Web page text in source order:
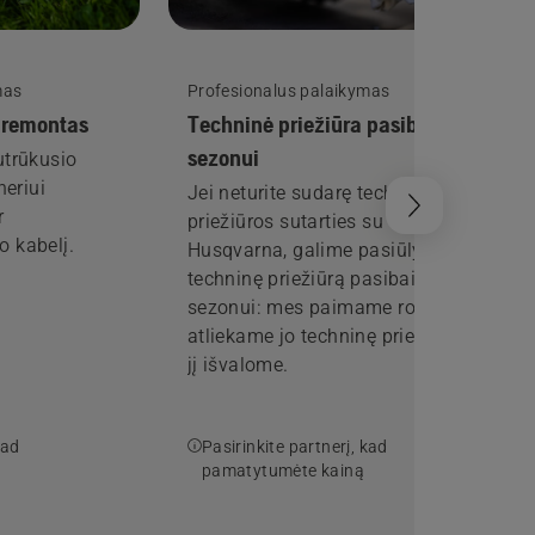
kabelį.
Profesionalus palaikymas
Techninė priežiūra pasibaigus
sezonui
Jei neturite sudarę techninės
priežiūros sutarties su
Husqvarna, galime pasiūlyti
techninę priežiūrą pasibaigus
sezonui: mes paimame robotą,
atliekame jo techninę priežiūrą ir
jį išvalome.
Pasirinkite partnerį, kad
pamatytumėte kainą